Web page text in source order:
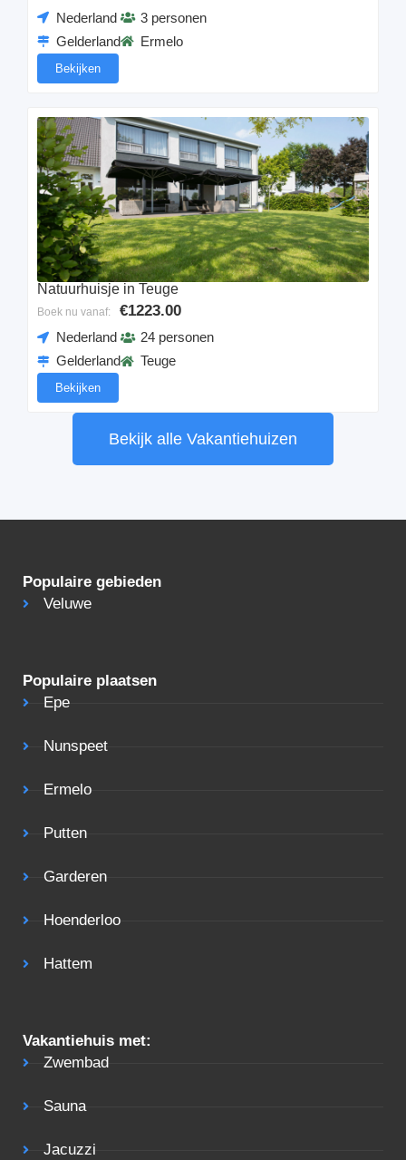
Nederland
Gelderland
3 personen
Ermelo
Bekijken
Natuurhuisje in Teuge
Boek nu vanaf: €1223.00
Nederland
Gelderland
24 personen
Teuge
Bekijken
Bekijk alle Vakantiehuizen
Populaire gebieden
Veluwe
Populaire plaatsen
Epe
Nunspeet
Ermelo
Putten
Garderen
Hoenderloo
Hattem
Vakantiehuis met:
Zwembad
Sauna
Jacuzzi